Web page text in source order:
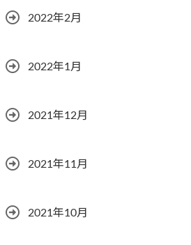
2022年2月
2022年1月
2021年12月
2021年11月
2021年10月